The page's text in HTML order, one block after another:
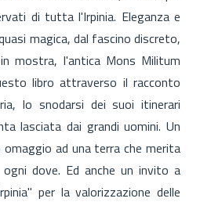
di tutta l'Irpinia. Eleganza e
magica, dal fascino discreto,
mostra, l'antica Mons Militum
libro attraverso il racconto
lo snodarsi dei suoi itinerari
lasciata dai grandi uomini. Un
ad una terra che merita
dove. Ed anche un invito a
per la valorizzazione delle